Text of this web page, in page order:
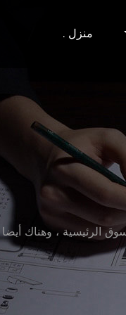
منزل .